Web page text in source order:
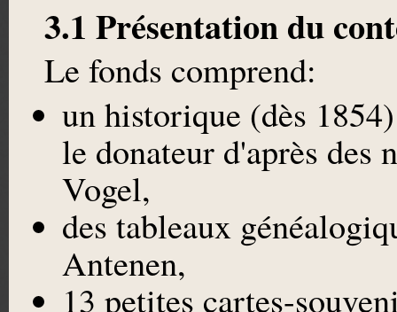
3.1 Présentation du
Le fonds comprend:
un historique (dès
le donateur d'après des
Vogel,
des tableaux
Antenen,
13 petites cartes-